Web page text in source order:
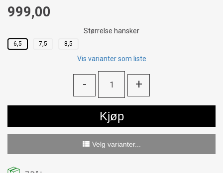
999,00
Størrelse hansker
6,5 7,5 8,5
Vis varianter som liste
- +
Kjøp
Velg varianter...